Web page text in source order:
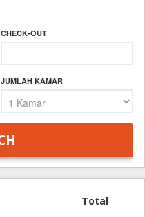
CHECK-OUT
JUMLAH KAMAR
Total